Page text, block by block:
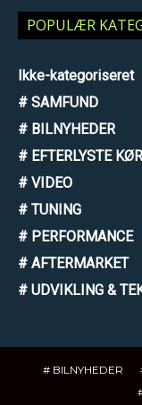
POPULÆR
Ikke-kategoriseret
# SAMFUND
# BILNYHEDER
# EFTERLYSTE
# VIDEO
# TUNING
# PERFORMANCE
# AFTERMARKET
# UDVIKLING &
# BILNYHEDER